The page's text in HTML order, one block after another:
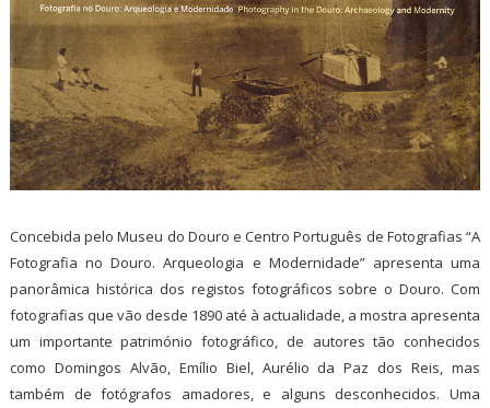
Concebida pelo Museu do Douro e Centro Português de Fotografias “A
Fotografia no Douro. Arqueologia e Modernidade” apresenta uma
panorâmica histórica dos registos fotográficos sobre o Douro. Com
fotografias que vão desde 1890 até à actualidade, a mostra apresenta
um importante património fotográfico, de autores tão conhecidos
como Domingos Alvão, Emílio Biel, Aurélio da Paz dos Reis, mas
também de fotógrafos amadores, e alguns desconhecidos. Uma